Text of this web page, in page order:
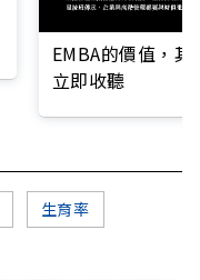
EMBA的價值，
立即收聽
生育率